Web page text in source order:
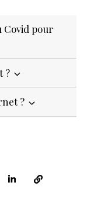
Covid pour
?
?